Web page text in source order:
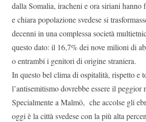
dalla Somalia, iracheni e ora siriani hanno
e chiara popolazione svedese si
decenni in una complessa società
questo dato: il 16,7% dei nove milioni di
o entrambi i genitori di origine straniera.
In questo bel clima di ospitalità, rispetto e
l’antisemitismo dovrebbe essere il peggior
Specialmente a Malmö, che accolse gli
oggi è la città svedese con la più alta